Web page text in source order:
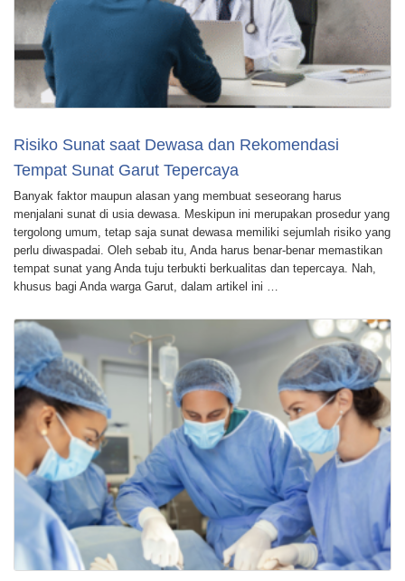
Risiko Sunat saat Dewasa dan Rekomendasi
Tempat Sunat Garut Tepercaya
Banyak faktor maupun alasan yang membuat seseorang harus
menjalani sunat di usia dewasa. Meskipun ini merupakan prosedur yang
tergolong umum, tetap saja sunat dewasa memiliki sejumlah risiko yang
perlu diwaspadai. Oleh sebab itu, Anda harus benar-benar memastikan
tempat sunat yang Anda tuju terbukti berkualitas dan tepercaya. Nah,
khusus bagi Anda warga Garut, dalam artikel ini …